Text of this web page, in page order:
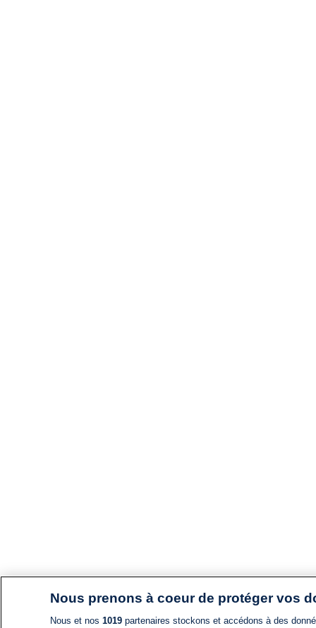
Nous prenons à coeur de protéger vos
Nous et nos 1019partenaires stockons et accédons à des